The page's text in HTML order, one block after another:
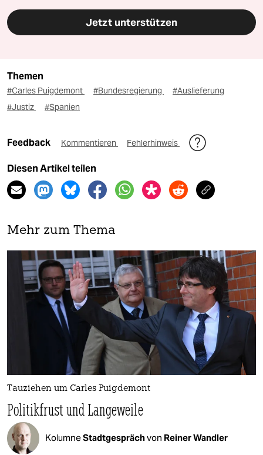
Jetzt unterstützen
Themen
#Carles Puigdemont #Bundesregierung
#Auslieferung
#Justiz
#Spanien
Feedback Kommentieren Fehlerhinweis
Diesen Artikel teilen
Mehr zum Thema
Tauziehen um Carles Puigdemont
Politikfrust und Langeweile
KolumneStadtgesprächvon Reiner Wandler